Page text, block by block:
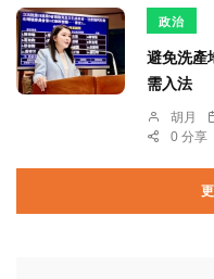
政治
避免洗產
需入法
胡月
0 分享